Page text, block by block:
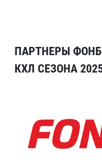
ПАРТНЕРЫ
КХЛ СЕЗОНА